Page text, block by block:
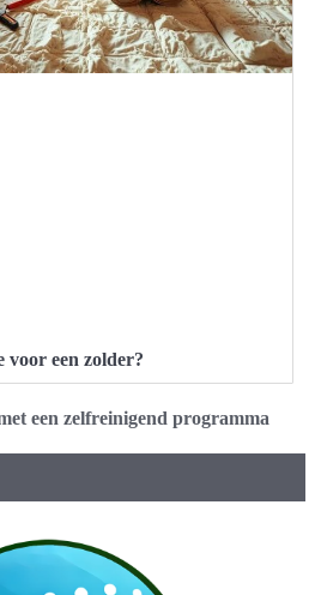
voor een zolder?
een zelfreinigend programma